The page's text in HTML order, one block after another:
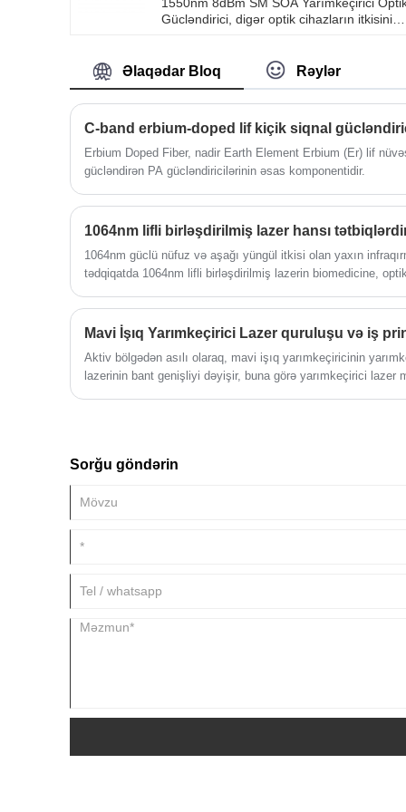
fotodiodundan, 4 pinli koaksial paketdən və
isteğe bağlı SC/APC, SC/PC, FC/APC,
Müştərilər faktiki tələbat əsasında optik lifin
uzunluğunu və pin tərifini seçə bilərlər.
Çıxış gücü 1 MW-dan mövcuddur.
Gücləndirici, digər optik cihazların itkisini
istifadə edilmək üçün nəzərdə tutulmuş
yüksək Siqnal Qazanclı yarımkeçirici optik
gücləndiricidir. 1550nm 8dBm SM SOA
(SM) və ya Polarizasiyaya Baxım (PM) lif
giriş/çıxışı ilə sifariş edilə bilər. Bu modul
versiyası sistem inteqratorları üçün,
xüsusən də optik rabitə şəbəkələrində və
CATV proqramlarında ideal tikinti blokudur.
Əlaqədar Bloq Rəylər
C-band erbium-doped lif kiçik siqnal
Erbium Doped Fiber, nadir Earth Element Erbium (Er) lif
gücləndirən PA gücləndiricilərinin əsas komponentidir.
1064nm lifli birləşdirilmiş lazer hansı
1064nm güclü nüfuz və aşağı yüngül itkisi olan yaxın
tədqiqatda 1064nm lifli birləşdirilmiş lazerin biomedicine,
olmuşdur.
Mavi İşıq Yarımkeçirici Lazer quruluşu və iş
Aktiv bölgədən asılı olaraq, mavi işıq yarımkeçiricinin
lazerinin bant genişliyi dəyişir, buna görə yarımkeçirici lazer
Sorğu göndərin